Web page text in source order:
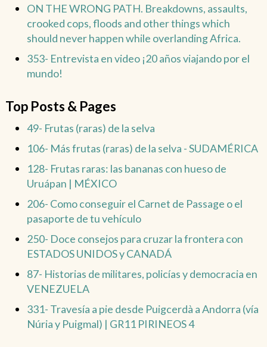
ON THE WRONG PATH. Breakdowns, assaults,
crooked cops, floods and other things which
should never happen while overlanding Africa.
353- Entrevista en video ¡20 años viajando por el
mundo!
Top Posts & Pages
49- Frutas (raras) de la selva
106- Más frutas (raras) de la selva - SUDAMÉRICA
128- Frutas raras: las bananas con hueso de
Uruápan | MÉXICO
206- Como conseguir el Carnet de Passage o el
pasaporte de tu vehículo
250- Doce consejos para cruzar la frontera con
ESTADOS UNIDOS y CANADÁ
87- Historias de militares, policías y democracia en
VENEZUELA
331- Travesía a pie desde Puigcerdà a Andorra (vía
Núria y Puigmal) | GR11 PIRINEOS 4